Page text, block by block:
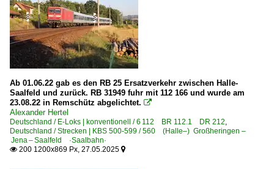
Internationale Gesellschaft für Eisenbahnverkehr,
Unternehmen (L - Z)
Leipziger Eisenbahnverkehrsgesellschaft mbH ·LEG·
PRESS Eisenbahn-Bau- und Betriebsgesellschaft
RailAdventure GmbH, München ·RADVE·
Raildox GmbH u Co.KG, Erfurt ·RDX·
Railpool GmbH, München ·Rpool·
Ab 01.06.22 gab es den RB 25 Ersatzverkehr zwischen Halle-
Saalfeld und zurück. RB 31949 fuhr mit 112 166 und wurde am
23.08.22 in Remschütz abgelichtet. 
Alexander Hertel
Deutschland / E-Loks | konventionell / 6 112 BR 112.1 DR 212,
Deutschland / Strecken | KBS 500-599 / 560 (Halle–) Großheringen –
Jena – Saalfeld ·Saalbahn·
 200 1200x869 Px, 27.05.2025 